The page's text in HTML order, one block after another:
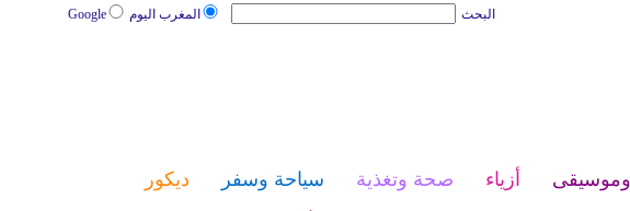
المغرب اليوم Google البحث
أزياء صحة وتغذية سياحة وسفر ديكور